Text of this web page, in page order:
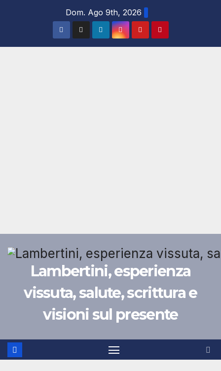
Dom. Ago 9th, 2026
Lambertini, esperienza
vissuta, salute, scrittura e
visioni sul presente